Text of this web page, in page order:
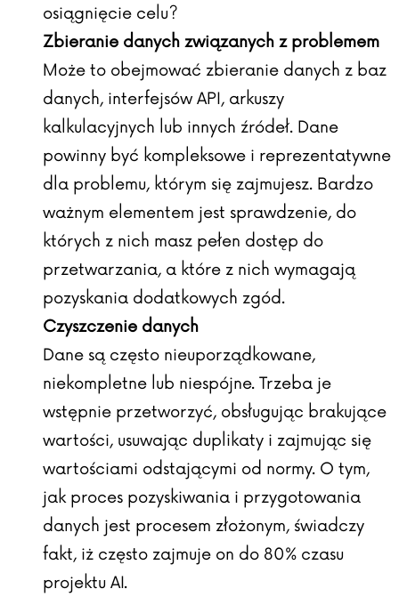
osiągnięcie celu?
Zbieranie danych związanych z problemem
Może to obejmować zbieranie danych z baz
danych, interfejsów API, arkuszy
kalkulacyjnych lub innych źródeł. Dane
powinny być kompleksowe i reprezentatywne
dla problemu, którym się zajmujesz. Bardzo
ważnym elementem jest sprawdzenie, do
których z nich masz pełen dostęp do
przetwarzania, a które z nich wymagają
pozyskania dodatkowych zgód.
Czyszczenie danych
Dane są często nieuporządkowane,
niekompletne lub niespójne. Trzeba je
wstępnie przetworzyć, obsługując brakujące
wartości, usuwając duplikaty i zajmując się
wartościami odstającymi od normy. O tym,
jak proces pozyskiwania i przygotowania
danych jest procesem złożonym, świadczy
fakt, iż często zajmuje on do 80% czasu
projektu AI.